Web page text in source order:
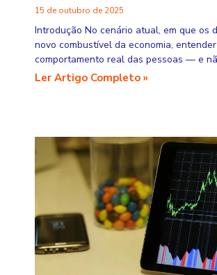
15 de outubro de 2025
Introdução No cenário atual, em que os
novo combustível da economia,
comportamento real das pessoas — e
Ler Artigo Completo »